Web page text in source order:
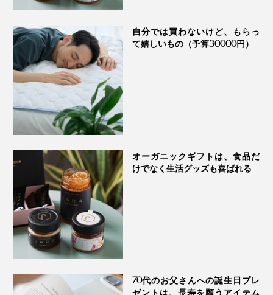
九州大学との共同研究では、黄色ブドウ球菌、大腸菌、
歯周病菌に対する「増殖阻害効果」が認められていま
す。詳しくはこちら
自分では買わないけど、もらっ
て嬉しいもの（予算30000円）
オーガニックギフトは、食品だ
けでなく生活グッズも喜ばれる
70代のお父さんへの誕生日プレ
ゼントは、長寿を願うアイテム